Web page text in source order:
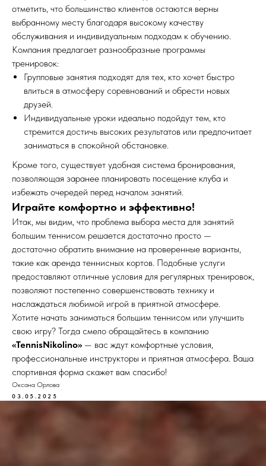
отметить, что большинство клиентов остаются верны
выбранному месту благодаря высокому качеству
обслуживания и индивидуальным подходам к обучению.
Компания предлагает разнообразные программы
тренировок:
Групповые занятия подходят для тех, кто хочет быстро
влиться в атмосферу соревнований и обрести новых
друзей.
Индивидуальные уроки идеально подойдут тем, кто
стремится достичь высоких результатов или предпочитает
заниматься в спокойной обстановке.
Кроме того, существует удобная система бронирования,
позволяющая заранее планировать посещение клуба и
избежать очередей перед началом занятий.
Играйте комфортно и эффективно!
Итак, мы видим, что проблема выбора места для занятий
большим теннисом решается достаточно просто —
достаточно обратить внимание на проверенные варианты,
такие как аренда теннисных кортов. Подобные услуги
предоставляют отличные условия для регулярных тренировок,
позволяют постепенно совершенствовать технику и
наслаждаться любимой игрой в приятной атмосфере.
Хотите начать заниматься большим теннисом или улучшить
свою игру? Тогда смело обращайтесь в компанию
«TennisNikolino» — вас ждут комфортные условия,
профессиональные инструкторы и приятная атмосфера. Ваша
спортивная форма скажет вам спасибо!
Оксана Орлова
03.05.2025